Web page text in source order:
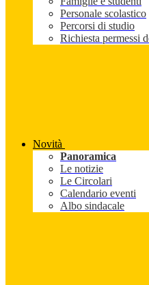
Personale scolastico
Percorsi di studio
Richiesta permessi
Novità
Panoramica
Le notizie
Le Circolari
Calendario eventi
Albo sindacale